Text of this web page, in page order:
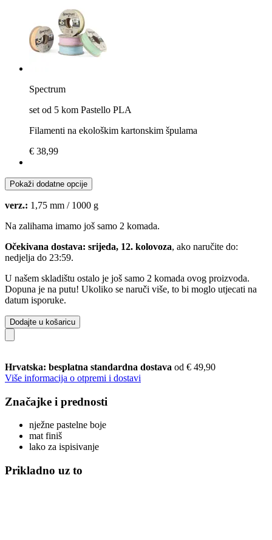
Spectrum
set od 5 kom Pastello PLA
Filamenti na ekološkim kartonskim špulama
€ 38,99
Pokaži dodatne opcije
verz.: 1,75 mm / 1000 g
Na zalihama imamo još samo 2 komada.
Očekivana dostava: srijeda, 12. kolovoza, ako naručite do:
nedjelja do 23:59.
U našem skladištu ostalo je još samo 2 komada ovog proizvoda.
Dopuna je na putu! Ukoliko se naruči više, to bi moglo utjecati na
datum isporuke.
Dodajte u košaricu
Hrvatska: besplatna standardna dostava od € 49,90
Više informacija o otpremi i dostavi
Značajke i prednosti
nježne pastelne boje
mat finiš
lako za ispisivanje
Prikladno uz to